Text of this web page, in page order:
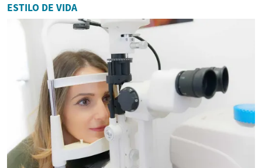
ESTILO DE VIDA